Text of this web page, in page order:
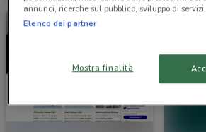
annunci, ricerche sul pubblico, sviluppo di servizi.
Elenco dei partner
Mostra finalità